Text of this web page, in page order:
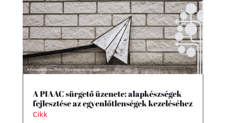
A PIAAC sürgető üzenete: alapkészségek
fejlesztése az egyenlőtlenségek kezeléséhez
Cikk